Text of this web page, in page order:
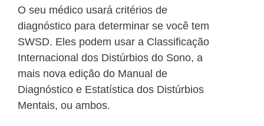
O seu médico usará critérios de
diagnóstico para determinar se você tem
SWSD. Eles podem usar a Classificação
Internacional dos Distúrbios do Sono, a
mais nova edição do Manual de
Diagnóstico e Estatística dos Distúrbios
Mentais, ou ambos.